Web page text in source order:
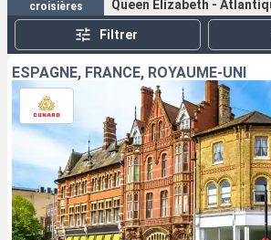
Nos destinations
Mois de départ
Ports
Rechercher
croisières
Queen Elizabeth -
Filtrer
ESPAGNE, FRANCE, ROYAUME-UNI